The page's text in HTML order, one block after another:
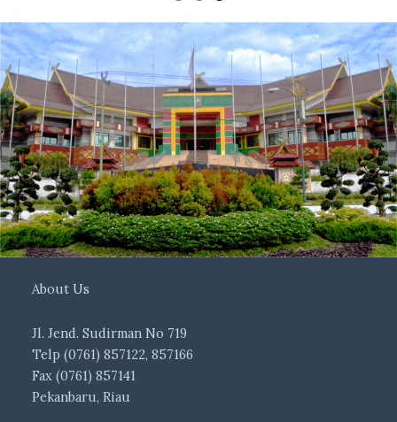
About Us
Jl. Jend. Sudirman No 719
Telp (0761) 857122, 857166
Fax (0761) 857141
Pekanbaru, Riau